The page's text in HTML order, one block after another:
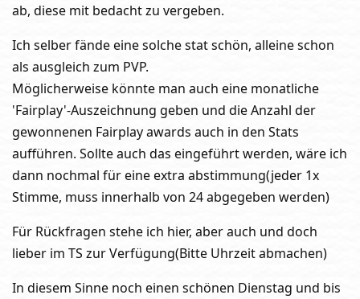
ab, diese mit bedacht zu vergeben.
Ich selber fände eine solche stat schön, alleine schon
als ausgleich zum PVP.
Möglicherweise könnte man auch eine monatliche
'Fairplay'-Auszeichnung geben und die Anzahl der
gewonnenen Fairplay awards auch in den Stats
aufführen. Sollte auch das eingeführt werden, wäre ich
dann nochmal für eine extra abstimmung(jeder 1x
Stimme, muss innerhalb von 24 abgegeben werden)
Für Rückfragen stehe ich hier, aber auch und doch
lieber im TS zur Verfügung(Bitte Uhrzeit abmachen)
In diesem Sinne noch einen schönen Dienstag und bis